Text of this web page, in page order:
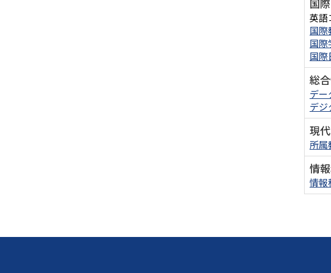
国
英語
国際
国際
国際
総
デー
デジ
現
所属
情
情報